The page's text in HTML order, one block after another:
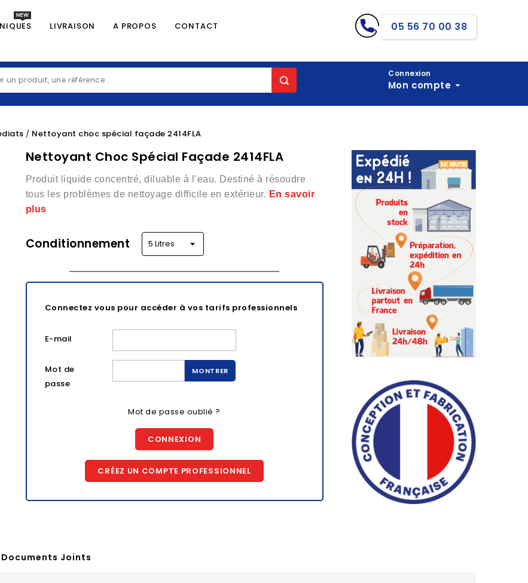
05 56 70 00 38
LIVRAISON A PROPOS CONTACT
Connexion
Mon compte
Nettoyant choc spécial façade 2414FLA
Nettoyant Choc Spécial Façade 2414FLA
Produit liquide concentré, diluable à l’eau. Destiné à résoudre
tous les problèmes de nettoyage difficile en extérieur. En savoir
plus
Conditionnement
Connectez vous pour accéder à vos tarifs professionnels
E-mail
Mot de
passe
MONTRER
Mot de passe oublié ?
CONNEXION
CRÉEZ UN COMPTE PROFESSIONNEL
Documents Joints